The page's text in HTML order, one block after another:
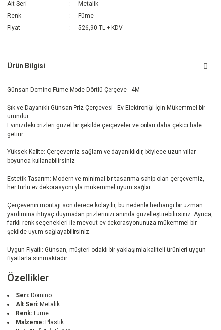
Alt Seri
Metalik
Renk
Füme
Fiyat
526,90 TL + KDV
Ürün Bilgisi
Günsan Domino Füme Mode Dörtlü Çerçeve - 4M
Şık ve Dayanıklı Günsan Priz Çerçevesi - Ev Elektroniği İçin Mükemmel bir
üründür.
Evinizdeki prizleri güzel bir şekilde çerçeveler ve onları daha çekici hale
getirir.
Yüksek Kalite: Çerçevemiz sağlam ve dayanıklıdır, böylece uzun yıllar
boyunca kullanabilirsiniz.
Estetik Tasarım: Modern ve minimal bir tasarıma sahip olan çerçevemiz,
her türlü ev dekorasyonuyla mükemmel uyum sağlar.
Çerçevenin montajı son derece kolaydır, bu nedenle herhangi bir uzman
yardımına ihtiyaç duymadan prizlerinizi anında güzelleştirebilirsiniz. Ayrıca,
farklı renk seçenekleri ile mevcut ev dekorasyonunuza mükemmel bir
şekilde uyum sağlayabilirsiniz.
Uygun Fiyatlı: Günsan, müşteri odaklı bir yaklaşımla kaliteli ürünleri uygun
fiyatlarla sunmaktadır.
Özellikler
Seri: Domino
Alt Seri: Metalik
Renk: Füme
Malzeme: Plastik